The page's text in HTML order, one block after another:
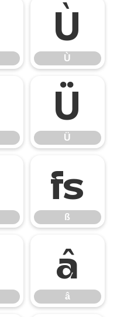
Ù
Ù
Ü
Ü
ß
ß
â
â